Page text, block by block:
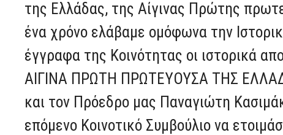
της Ελλάδας, της Αίγινας Πρώτης
ένα χρόνο ελάβαμε ομόφωνα την
έγγραφα της Κοινότητας οι ιστορικά
ΑΙΓΙΝΑ ΠΡΩΤΗ ΠΡΩΤΕΥΟΥΣΑ ΤΗΣ
και τον Πρόεδρο μας Παναγιώτη
επόμενο Κοινοτικό Συμβούλιο να